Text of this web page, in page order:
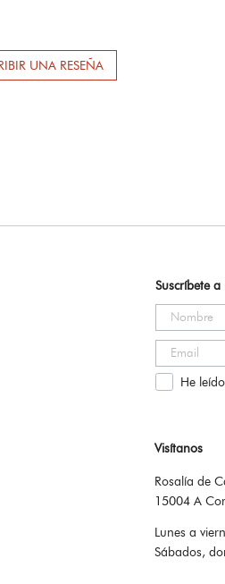
UNA RESEÑA
Suscríbete
He
Visítanos
Rosalía de
15004 A
Lunes a
Sábados,